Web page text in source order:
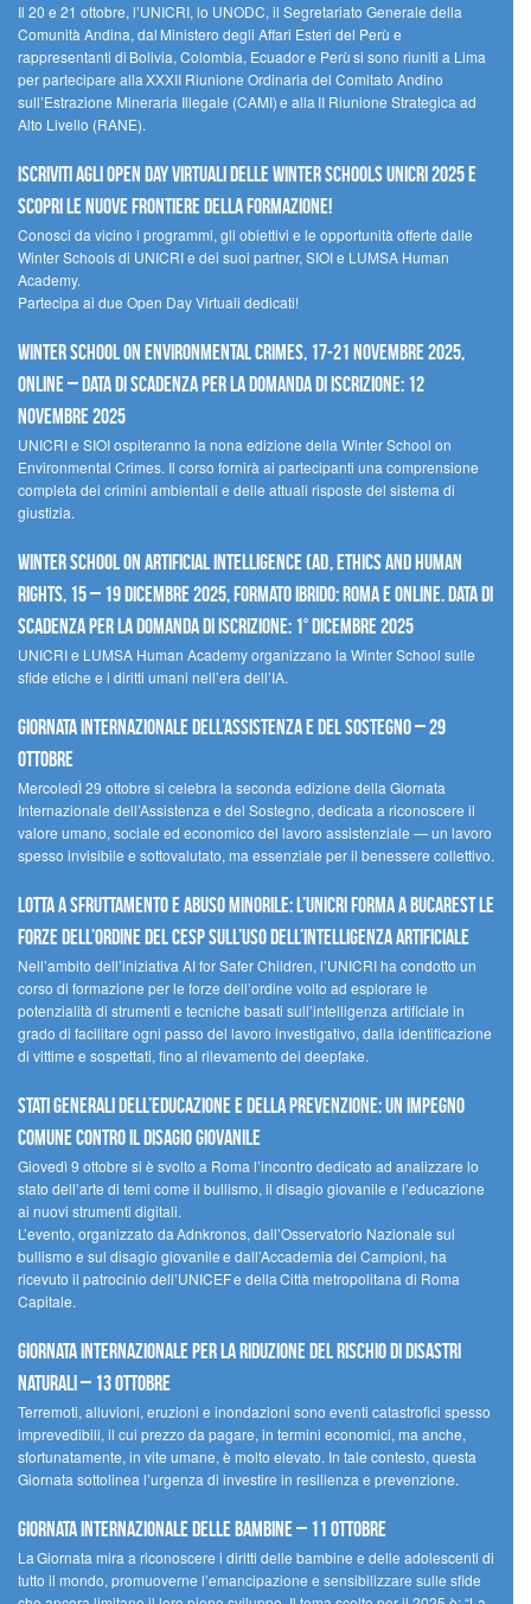
Il 20 e 21 ottobre, l’UNICRI, lo UNODC, il Segretariato Generale della
Comunità Andina, dal Ministero degli Affari Esteri del Perù e
rappresentanti di Bolivia, Colombia, Ecuador e Perù si sono riuniti a Lima
per partecipare alla XXXII Riunione Ordinaria del Comitato Andino
sull’Estrazione Mineraria Illegale (CAMI) e alla II Riunione Strategica ad
Alto Livello (RANE).
Iscriviti agli Open Day Virtuali delle Winter Schools UNICRI 2025 e
scopri le nuove frontiere della formazione!
Conosci da vicino i programmi, gli obiettivi e le opportunità offerte dalle
Winter Schools di UNICRI e dei suoi partner, SIOI e LUMSA Human
Academy.
Partecipa ai due Open Day Virtuali dedicati!
Winter School on Environmental Crimes, 17-21 novembre 2025,
Online – Data di scadenza per la domanda di iscrizione: 12
novembre 2025
UNICRI e SIOI ospiteranno la nona edizione della Winter School on
Environmental Crimes. Il corso fornirà ai partecipanti una comprensione
completa dei crimini ambientali e delle attuali risposte del sistema di
giustizia.
Winter School on Artificial Intelligence (AI), Ethics and Human
Rights, 15 – 19 dicembre 2025, Formato Ibrido: Roma e online. Data di
scadenza per la domanda di iscrizione: 1° dicembre 2025
UNICRI e LUMSA Human Academy organizzano la Winter School sulle
sfide etiche e i diritti umani nell’era dell’IA.
Giornata internazionale dell’assistenza e del sostegno – 29
ottobre
MercoledÌ 29 ottobre si celebra la seconda edizione della Giornata
Internazionale dell’Assistenza e del Sostegno, dedicata a riconoscere il
valore umano, sociale ed economico del lavoro assistenziale — un lavoro
spesso invisibile e sottovalutato, ma essenziale per il benessere collettivo.
Lotta a sfruttamento e abuso minorile: l’UNICRI forma a Bucarest le
forze dell’ordine del CESP sull’uso dell’Intelligenza Artificiale
Nell’ambito dell’iniziativa AI for Safer Children, l’UNICRI ha condotto un
corso di formazione per le forze dell’ordine volto ad esplorare le
potenzialità di strumenti e tecniche basati sull’intelligenza artificiale in
grado di facilitare ogni passo del lavoro investigativo, dalla identificazione
di vittime e sospettati, fino al rilevamento dei deepfake.
Stati Generali dell’Educazione e della Prevenzione: un impegno
comune contro il disagio giovanile
Giovedì 9 ottobre si è svolto a Roma l’incontro dedicato ad analizzare lo
stato dell’arte di temi come il bullismo, il disagio giovanile e l’educazione
ai nuovi strumenti digitali.
L’evento, organizzato da Adnkronos, dall’Osservatorio Nazionale sul
bullismo e sul disagio giovanile e dall’Accademia dei Campioni, ha
ricevuto il patrocinio dell’UNICEF e della Città metropolitana di Roma
Capitale.
Giornata internazionale per la riduzione del rischio di disastri
naturali – 13 ottobre
Terremoti, alluvioni, eruzioni e inondazioni sono eventi catastrofici spesso
imprevedibili, il cui prezzo da pagare, in termini economici, ma anche,
sfortunatamente, in vite umane, è molto elevato. In tale contesto, questa
Giornata sottolinea l’urgenza di investire in resilienza e prevenzione.
Giornata internazionale delle bambine – 11 ottobre
La Giornata mira a riconoscere i diritti delle bambine e delle adolescenti di
tutto il mondo, promuoverne l’emancipazione e sensibilizzare sulle sfide